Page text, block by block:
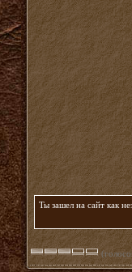
Ты зашел на сайт как